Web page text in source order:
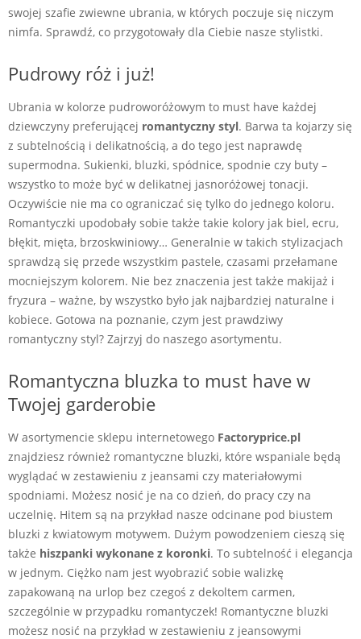
swojej szafie zwiewne ubrania, w których poczuje się niczym
nimfa. Sprawdź, co przygotowały dla Ciebie nasze stylistki.
Pudrowy róż i już!
Ubrania w kolorze pudroworóżowym to must have każdej
dziewczyny preferującej romantyczny styl. Barwa ta kojarzy się
z subtelnością i delikatnością, a do tego jest naprawdę
supermodna. Sukienki, bluzki, spódnice, spodnie czy buty –
wszystko to może być w delikatnej jasnoróżowej tonacji.
Oczywiście nie ma co ograniczać się tylko do jednego koloru.
Romantyczki upodobały sobie także takie kolory jak biel, ecru,
błękit, mięta, brzoskwiniowy… Generalnie w takich stylizacjach
sprawdzą się przede wszystkim pastele, czasami przełamane
mocniejszym kolorem. Nie bez znaczenia jest także makijaż i
fryzura – ważne, by wszystko było jak najbardziej naturalne i
kobiece. Gotowa na poznanie, czym jest prawdziwy
romantyczny styl? Zajrzyj do naszego asortymentu.
Romantyczna bluzka to must have w
Twojej garderobie
W asortymencie sklepu internetowego Factoryprice.pl
znajdziesz również romantyczne bluzki, które wspaniale będą
wyglądać w zestawieniu z jeansami czy materiałowymi
spodniami. Możesz nosić je na co dzień, do pracy czy na
uczelnię. Hitem są na przykład nasze odcinane pod biustem
bluzki z kwiatowym motywem. Dużym powodzeniem cieszą się
także hiszpanki wykonane z koronki. To subtelność i elegancja
w jednym. Ciężko nam jest wyobrazić sobie walizkę
zapakowaną na urlop bez czegoś z dekoltem carmen,
szczególnie w przypadku romantyczek! Romantyczne bluzki
możesz nosić na przykład w zestawieniu z jeansowymi